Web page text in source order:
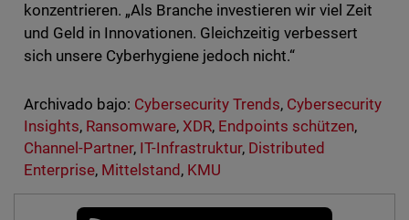
konzentrieren. „Als Branche investieren wir viel Zeit
und Geld in Innovationen. Gleichzeitig verbessert
sich unsere Cyberhygiene jedoch nicht.“
Archivado bajo: Cybersecurity Trends, Cybersecurity
Insights, Ransomware, XDR, Endpoints schützen,
Channel-Partner, IT-Infrastruktur, Distributed
Enterprise, Mittelstand , KMU